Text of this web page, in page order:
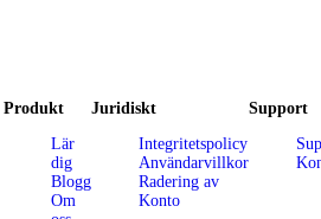
Produkt
Lär
dig
Blogg
Om
Juridiskt
Integritetspolicy
Användarvillkor
Radering av
Konto
Support